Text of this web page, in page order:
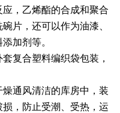
，乙烯酯的合成和聚合
片，还可以作为油漆、
加剂等。
复合塑料编织袋包装，
通风清洁的库房中，装
，防止受潮、受热，运